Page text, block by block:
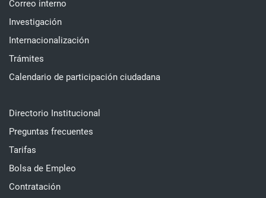
Correo interno
Investigación
Internacionalización
Trámites
Calendario de participación ciudadana
Directorio Institucional
Preguntas frecuentes
Tarifas
Bolsa de Empleo
Contratación